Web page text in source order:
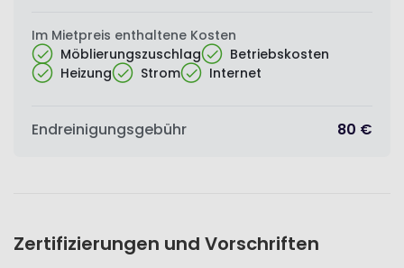
Im Mietpreis enthaltene Kosten
Möblierungszuschlag
Betriebskosten
Heizung
Strom Internet
Endreinigungsgebühr 80 €
Zertifizierungen und Vorschriften